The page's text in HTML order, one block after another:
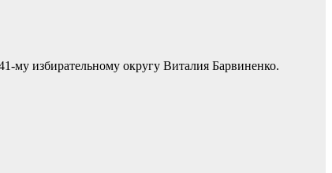
му избирательному округу Виталия Барвиненко.